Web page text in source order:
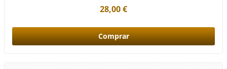
28,00 €